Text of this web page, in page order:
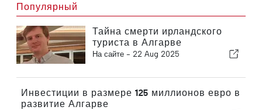
Популярный
Тайна смерти ирландского
туриста в Алгарве
На сайте - 22 Aug 2025
Инвестиции в размере 125 миллионов евро в
развитие Алгарве